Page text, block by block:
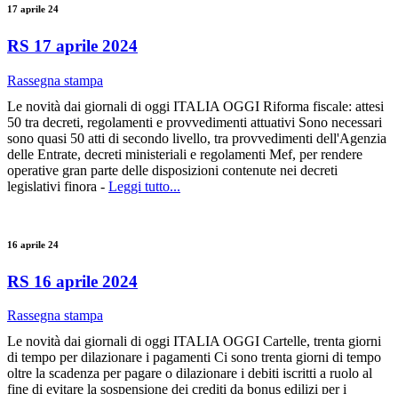
17 aprile 24
RS 17 aprile 2024
Rassegna stampa
Le novità dai giornali di oggi ITALIA OGGI Riforma fiscale: attesi
50 tra decreti, regolamenti e provvedimenti attuativi Sono necessari
sono quasi 50 atti di secondo livello, tra provvedimenti dell'Agenzia
delle Entrate, decreti ministeriali e regolamenti Mef, per rendere
operative gran parte delle disposizioni contenute nei decreti
legislativi finora - Leggi tutto...
16 aprile 24
RS 16 aprile 2024
Rassegna stampa
Le novità dai giornali di oggi ITALIA OGGI Cartelle, trenta giorni
di tempo per dilazionare i pagamenti Ci sono trenta giorni di tempo
oltre la scadenza per pagare o dilazionare i debiti iscritti a ruolo al
fine di evitare la sospensione dei crediti da bonus edilizi per i